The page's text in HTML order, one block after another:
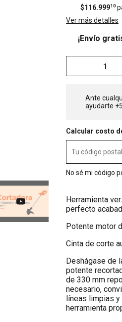
$116.99910
Ver más detalles
¡Envío
Ante
ayudarte
Calcular costo
No sé mi código
Herramienta
perfecto
Potente motor
Cinta de corte
Deshágase de
potente
de 330 mm
necesario,
líneas limpias y
herramienta